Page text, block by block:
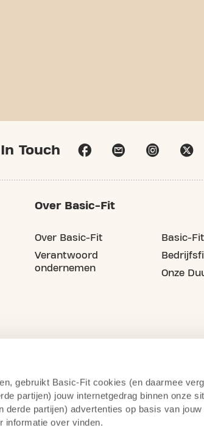
gebruikt Basic-Fit cookies (en daarmee
partijen) jouw internetgedrag binnen onze
derde partijen) advertenties op basis van
informatie over vinden.
Touch
Over Basic-Fit
Over Basic-Fit
Verantwoord
ondernemen
Basic-
Onze